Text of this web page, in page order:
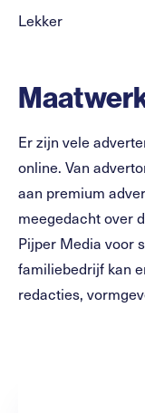
Lekker
Er zijn vele
online. Van
aan premium
meegedacht over
Pijper Media voor
familiebedrijf kan
redacties,